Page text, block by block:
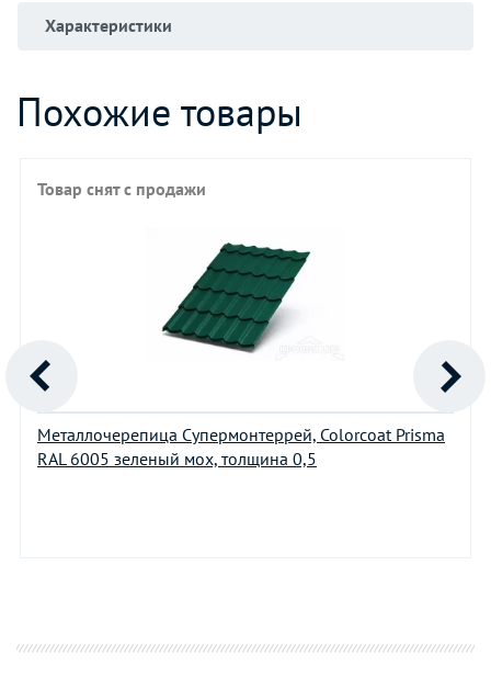
Характеристики
Похожие товары
Металлочерепица Супермонтеррей, Colorcoat Prisma
RAL 6005 зеленый мох, толщина 0,5
Товар снят с продажи